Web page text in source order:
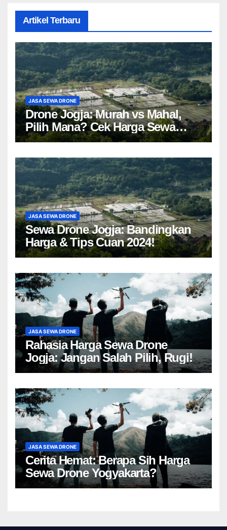
Artikel Terbaru
JASA SEWA DRONE
Drone Jogja: Murah vs Mahal,
Pilih Mana? Cek Harga Sewa
Drone Yogyakarta!
JASA SEWA DRONE
Sewa Drone Jogja: Bandingkan
Harga & Tips Cuan 2024!
JASA SEWA DRONE
Rahasia Harga Sewa Drone
Jogja: Jangan Salah Pilih, Rugi!
JASA SEWA DRONE
Cerita Hemat: Berapa Sih Harga
Sewa Drone Yogyakarta?